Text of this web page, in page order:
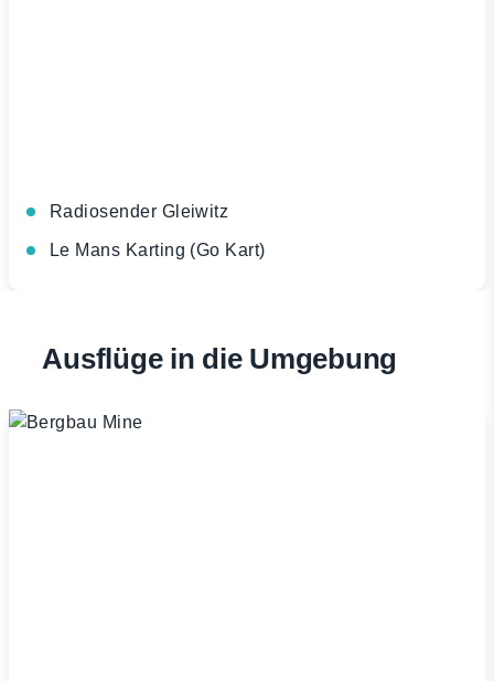
Radiosender Gleiwitz
Le Mans Karting (Go Kart)
Ausflüge in die Umgebung